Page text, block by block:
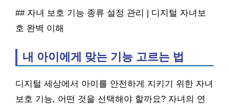
## 자녀 보호 기능 종류 설정 관리 | 디지털 자녀보
호 완벽 이해
내 아이에게 맞는 기능 고르는 법
디지털 세상에서 아이를 안전하게 지키기 위한 자녀
보호 기능, 어떤 것을 선택해야 할까요? 자녀의 연